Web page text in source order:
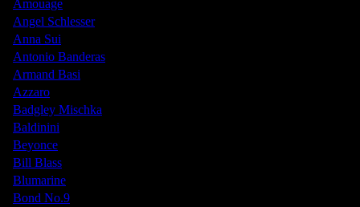
Amouage
Angel Schlesser
Anna Sui
Antonio Banderas
Armand Basi
Azzaro
Badgley Mischka
Baldinini
Beyonce
Bill Blass
Blumarine
Bond No.9